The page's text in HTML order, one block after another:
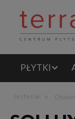
PŁYTKI